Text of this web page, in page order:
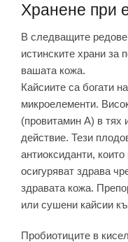
Хранене при
В следващите
истинските храни за
вашата кожа.
Кайсиите са богати
микроелементи.
(провитамин А) в тях
действие. Тези
антиоксиданти,
осигуряват здрава
здравата кожа.
или сушени кайсии
Пробиотиците в